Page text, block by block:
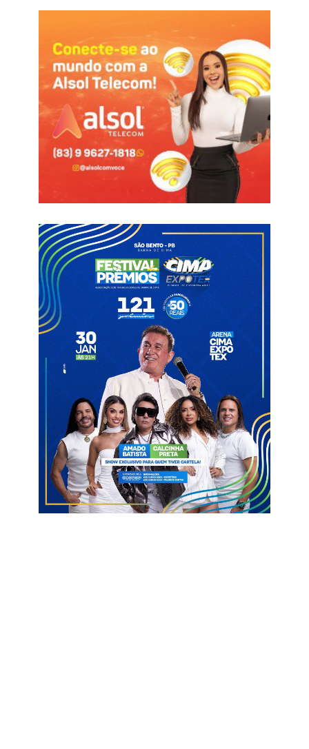
Pois bem, o Blog do Clinton Medeiros buscou informações. Em
Catolé existem cerca e 500 cargos espalhados por órgãos
como Hospital Regional, seis escolas estaduais, Gerências de
saúde, educação, autarquias como Cagepa, Emater, Detran,
ULSAV entre outras que são ocupados por chefes indicados e
pessoal de apoio administrativo. Nesse universo, segundo
número trazidos pelo próprio Laurinho ele tinha em seu nome,
indicado cerca de 100 pessoas que trabalham no estado.
Se o governador Lucas Ribeiro, fosse seguir o modelo do
próprio Laurinho, essas pessoas seriam exoneradas de cara.
Digo isso pois quando o prefeito rompeu em 2025 com o
vereador Humberto Suassuna (Republicanos) ele dispensou o
cidadão Douglas Mendes da Secretaria de Esportes que era um
nome indicado pelo parlamentar para prestar serviço público.
Porém soubemos que Lucas através de sua gestão deverá
tomar uma medida diferente, é deixar quem quer trabalhar pelo
contribuinte em todas as suas funções, porém os servidores
estaduais terão de vestir a camisa da gestão. Acabou o tempo
de vista grossa! O governo agora tem lado em Catolé do
Rocha e na Paraíba, e a gestão Laurinho escolheu ser
oposição.
A gestão estadual inclusive vai dar início nas próximas
semanas em mais asfaltamento de ruas da cidade.